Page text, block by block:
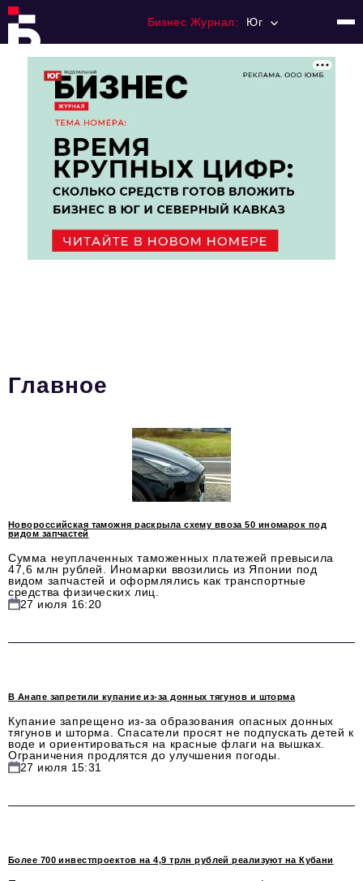
Бизнес Журнал: Юг
Франчайзинг
Номера журнала
Категории:
Финансы
Стиль жизни
Сделано в России
Право
Точки роста
Инвестиции
Управление
Красота и здоровье
Главное
Новороссийская таможня раскрыла схему ввоза 50 иномарок под
видом запчастей
Сумма неуплаченных таможенных платежей превысила
47,6 млн рублей. Иномарки ввозились из Японии под
видом запчастей и оформлялись как транспортные
средства физических лиц.
27 июля 16:20
В Анапе запретили купание из-за донных тягунов и шторма
Купание запрещено из-за образования опасных донных
тягунов и шторма. Спасатели просят не подпускать детей к
воде и ориентироваться на красные флаги на вышках.
Ограничения продлятся до улучшения погоды.
27 июля 15:31
Более 700 инвестпроектов на 4,9 трлн рублей реализуют на Кубани